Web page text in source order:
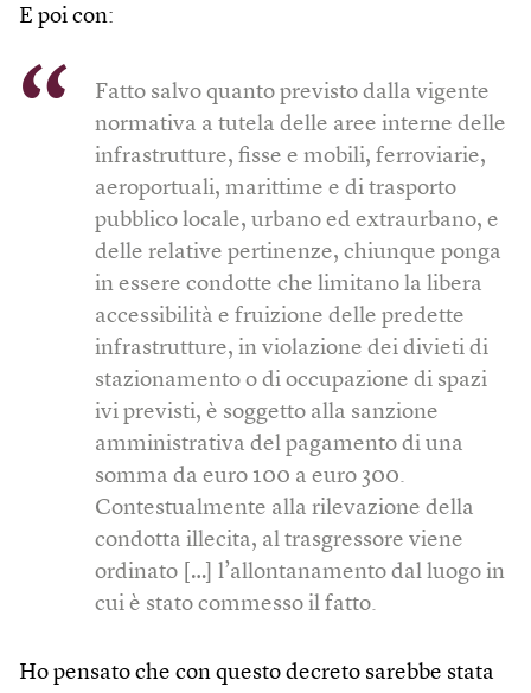
E poi con:
Fatto salvo quanto previsto dalla vigente
normativa a tutela delle aree interne delle
infrastrutture, fisse e mobili, ferroviarie,
aeroportuali, marittime e di trasporto
pubblico locale, urbano ed extraurbano, e
delle relative pertinenze, chiunque ponga
in essere condotte che limitano la libera
accessibilità e fruizione delle predette
infrastrutture, in violazione dei divieti di
stazionamento o di occupazione di spazi
ivi previsti, è soggetto alla sanzione
amministrativa del pagamento di una
somma da euro 100 a euro 300.
Contestualmente alla rilevazione della
condotta illecita, al trasgressore viene
ordinato […] l’allontanamento dal luogo in
cui è stato commesso il fatto.
Ho pensato che con questo decreto sarebbe stata